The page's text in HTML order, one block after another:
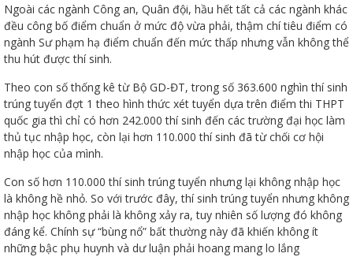
Ngoài các ngành Công an, Quân đội, hầu hết tất cả các ngành khác
đều công bố điểm chuẩn ở mức độ vừa phải, thậm chí tiêu điểm có
ngành Sư phạm hạ điểm chuẩn đến mức thấp nhưng vẫn không thể
thu hút được thí sinh.
Theo con số thống kê từ Bộ GD-ĐT, trong số 363.600 nghìn thí sinh
trúng tuyển đợt 1 theo hình thức xét tuyển dựa trên điểm thi THPT
quốc gia thì chỉ có hơn 242.000 thí sinh đến các trường đại học làm
thủ tục nhập học, còn lại hơn 110.000 thí sinh đã từ chối cơ hội
nhập học của mình.
Con số hơn 110.000 thí sinh trúng tuyển nhưng lại không nhập học
là không hề nhỏ. So với trước đây, thí sinh trúng tuyển nhưng không
nhập học không phải là không xảy ra, tuy nhiên số lượng đó không
đáng kể. Chính sự “bùng nổ” bất thường này đã khiến không ít
những bậc phụ huynh và dư luận phải hoang mang lo lắng